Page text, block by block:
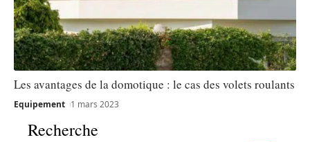
Les avantages de la domotique : le cas des volets roulants
Equipement 1 mars 2023
Recherche